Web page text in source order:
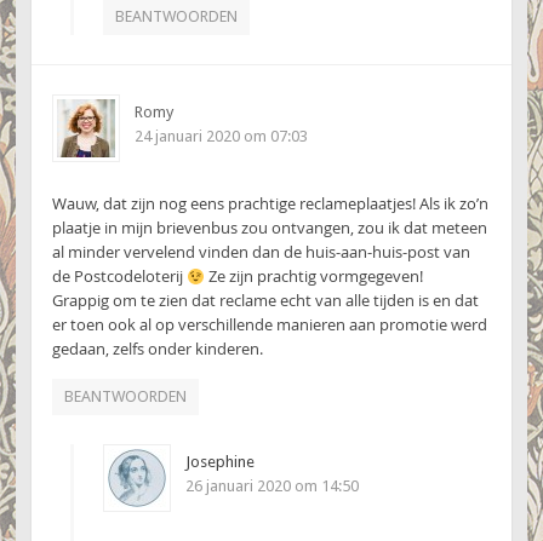
BEANTWOORDEN
Romy
24 januari 2020 om 07:03
Wauw, dat zijn nog eens prachtige reclameplaatjes! Als ik zo’n
plaatje in mijn brievenbus zou ontvangen, zou ik dat meteen
al minder vervelend vinden dan de huis-aan-huis-post van
de Postcodeloterij
Ze zijn prachtig vormgegeven!
Grappig om te zien dat reclame echt van alle tijden is en dat
er toen ook al op verschillende manieren aan promotie werd
gedaan, zelfs onder kinderen.
BEANTWOORDEN
Josephine
26 januari 2020 om 14:50